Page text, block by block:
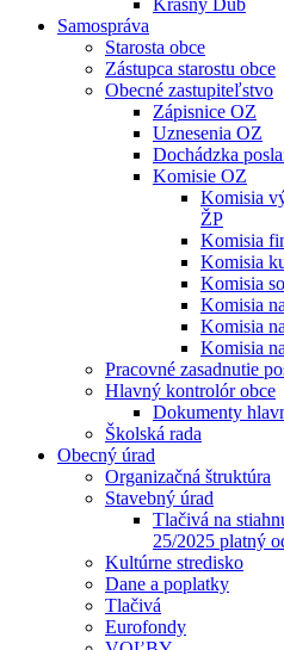
Krásny Dub
Samospráva
Starosta obce
Zástupca starostu obce
Obecné zastupiteľstvo
Zápisnice OZ
Uznesenia OZ
Dochádzka
Komisie OZ
Komisia
ŽP
Komisia
Komisia
Komisia
Komisia
Komisia
Komisia
Pracovné zasadnutie
Hlavný kontrolór obce
Dokumenty
Školská rada
Obecný úrad
Organizačná štruktúra
Stavebný úrad
Tlačivá na
25/2025 platný
Kultúrne stredisko
Dane a poplatky
Tlačivá
Eurofondy